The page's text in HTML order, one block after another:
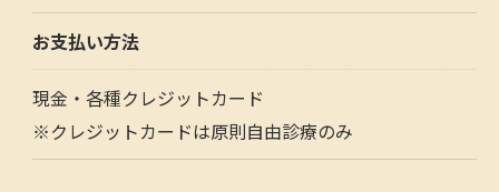
お支払い方法
現金・各種クレジットカード
※クレジットカードは原則自由診療のみ